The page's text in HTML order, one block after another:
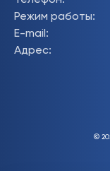
Режим работы:
E-mail :
Адрес:
©